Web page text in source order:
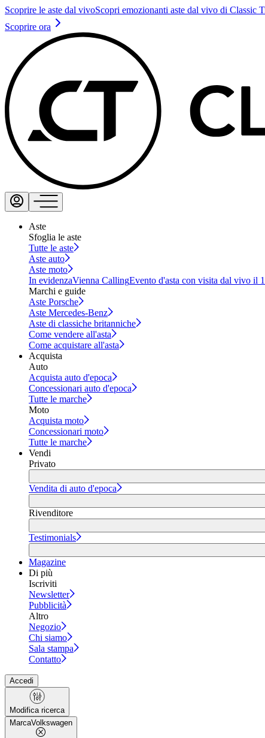
Scoprire le aste dal vivoScopri emozionanti aste dal vivo di Classic
Scoprire ora
Aste
Sfoglia le aste
Tutte le aste
Aste auto
Aste moto
In evidenzaVienna CallingEvento d'asta con visita dal vivo il
Marchi e guide
Aste Porsche
Aste Mercedes-Benz
Aste di classiche britanniche
Come vendere all'asta
Come acquistare all'asta
Acquista
Auto
Acquista auto d'epoca
Concessionari auto d'epoca
Tutte le marche
Moto
Acquista moto
Concessionari moto
Tutte le marche
Vendi
Privato
Vendita di auto d'epoca
Rivenditore
Testimonials
Magazine
Di più
Iscriviti
Newsletter
Pubblicità
Altro
Negozio
Chi siamo
Sala stampa
Contatto
Accedi
Modifica ricerca
MarcaVolkswagen